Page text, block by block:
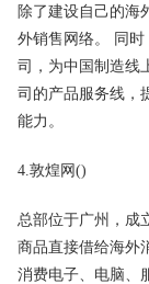
除了建设自己的海
外销售网络。 同
司，为中国制造线
司的产品服务线，
能力。
4.敦煌网()
总部位于广州，成
商品直接借给海外
消费电子、电脑、